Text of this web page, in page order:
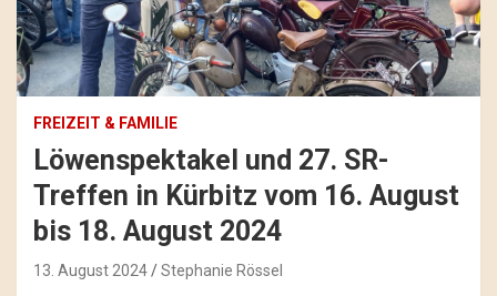
FREIZEIT & FAMILIE
Löwenspektakel und 27. SR-
Treffen in Kürbitz vom 16. August
bis 18. August 2024
13. August 2024 Stephanie Rössel